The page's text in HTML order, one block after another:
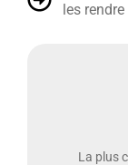
les
La plus